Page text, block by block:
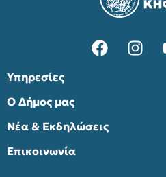
Υπηρεσίες
Ο Δήμος μας
Νέα & Εκδηλώσεις
Επικοινωνία